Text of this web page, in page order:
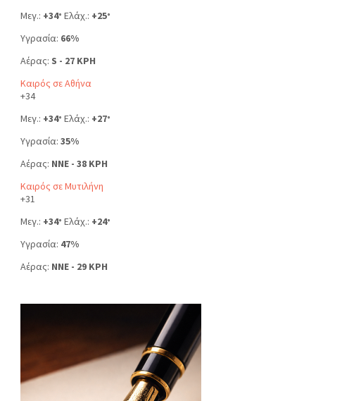
Μεγ.: +34° Ελάχ.: +25°
Υγρασία: 66%
Αέρας: S - 27 KPH
Καιρός σε Αθήνα
+34
Μεγ.: +34° Ελάχ.: +27°
Υγρασία: 35%
Αέρας: NNE - 38 KPH
Καιρός σε Μυτιλήνη
+31
Μεγ.: +34° Ελάχ.: +24°
Υγρασία: 47%
Αέρας: NNE - 29 KPH